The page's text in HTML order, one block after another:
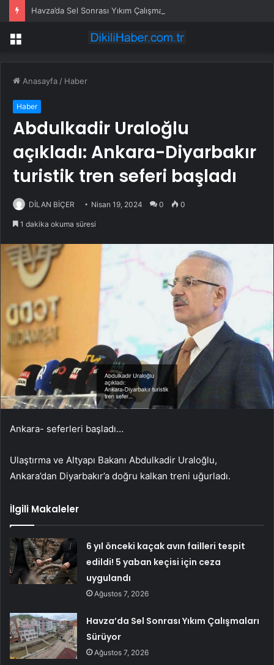
Havza’da Sel Sonrası Yıkım Çalışmaları Sürüyor
Menü
Anasayfa / Haber
Haber
Abdulkadir Uraloğlu
açıkladı: Ankara-Diyarbakır
turistik tren seferi başladı
DİLAN BİÇER Nisan 19, 2024 0 0
1 dakika okuma süresi
Ankara- seferleri başladı…
Ulaştırma ve Altyapı Bakanı Abdulkadir Uraloğlu,
Ankara’dan Diyarbakır’a doğru kalkan treni uğurladı.
İlgili Makaleler
6 yıl önceki kaçak avın failleri tespit
edildi! 5 yaban keçisi için ceza
uygulandı
Ağustos 7, 2026
Havza’da Sel Sonrası Yıkım Çalışmaları
Sürüyor
Ağustos 7, 2026